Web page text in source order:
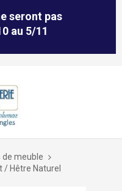
seront pas
au 5/11
de meuble
/ Hêtre Naturel